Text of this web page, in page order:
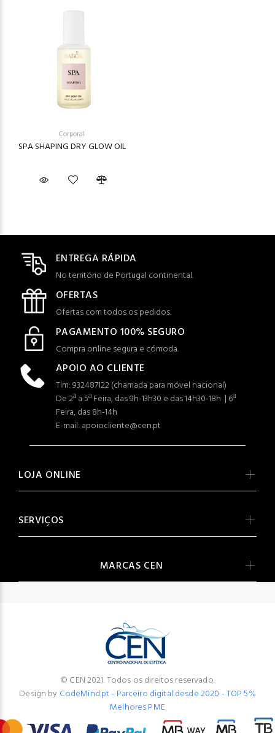
Corporal
SPA SHAPING DRY GLOW OIL
ENTREGA RÁPIDA
No território de Portugal continental.
OFERTAS
Ofertas com todos os pedidos.
PAGAMENTO 100% SEGURO
Compra online segura e cómoda.
APOIO AO CLIENTE
Tlm: 932487122 (chamada para móvel nacional)
De 2ª a 5ª Feira, das 9h-13h30 e das 14h30-18h | 6ª
Feira, das 8h-14h
E-mail: apoiocliente@cen.pt
LOJA ONLINE
SERVIÇOS
MARCAS CEN
© CEN 2021. Todos os direitos reservado.
Design by CodeMind.pt - Parceiro digital desde 2020 - TOP 5%
Melhores PME